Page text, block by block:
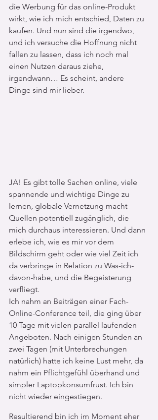
die Werbung für das online-Produkt
wirkt, wie ich mich entschied, Daten zu
kaufen. Und nun sind die irgendwo,
und ich versuche die Hoffnung nicht
fallen zu lassen, dass ich noch mal
einen Nutzen daraus ziehe,
irgendwann… Es scheint, andere
Dinge sind mir lieber.
JA! Es gibt tolle Sachen online, viele
spannende und wichtige Dinge zu
lernen, globale Vernetzung macht
Quellen potentiell zugänglich, die
mich durchaus interessieren. Und dann
erlebe ich, wie es mir vor dem
Bildschirm geht oder wie viel Zeit ich
da verbringe in Relation zu Was-ich-
davon-habe, und die Begeisterung
verfliegt.
Ich nahm an Beiträgen einer Fach-
Online-Conference teil, die ging über
10 Tage mit vielen parallel laufenden
Angeboten. Nach einigen Stunden an
zwei Tagen (mit Unterbrechungen
natürlich) hatte ich keine Lust mehr, da
nahm ein Pflichtgefühl überhand und
simpler Laptopkonsumfrust. Ich bin
nicht wieder eingestiegen.
Resultierend bin ich im Moment eher